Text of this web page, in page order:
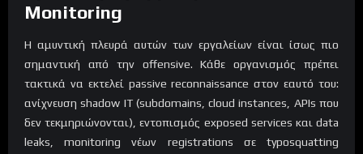
Monitoring
Η αμυντική πλευρά αυτών των εργαλείων είναι ίσως πιο
σημαντική από την offensive. Κάθε οργανισμός πρέπει
τακτικά να εκτελεί passive reconnaissance στον εαυτό του:
ανίχνευση shadow IT (subdomains, cloud instances, APIs που
δεν τεκμηριώνονται), εντοπισμός exposed services και data
leaks, monitoring νέων registrations σε typosquatting